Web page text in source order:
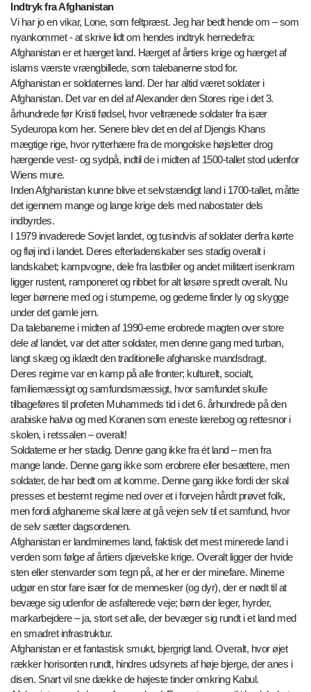
Indtryk fra Afghanistan
Vi har jo en vikar, Lone, som feltpræst. Jeg har bedt hende om – som
nyankommet - at skrive lidt om hendes indtryk hernedefra:
Afghanistan er et hærget land. Hærget af årtiers krige og hærget af
islams værste vrængbillede, som talebanerne stod for.
Afghanistan er soldaternes land. Der har altid været soldater i
Afghanistan. Det var en del af Alexander den Stores rige i det 3.
århundrede før Kristi fødsel, hvor veltrænede soldater fra især
Sydeuropa kom her. Senere blev det en del af Djengis Khans
mægtige rige, hvor rytterhære fra de mongolske højsletter drog
hærgende vest- og sydpå, indtil de i midten af 1500-tallet stod udenfor
Wiens mure.
Inden Afghanistan kunne blive et selvstændigt land i 1700-tallet, måtte
det igennem mange og lange krige dels med nabostater dels
indbyrdes.
I 1979 invaderede Sovjet landet, og tusindvis af soldater derfra kørte
og fløj ind i landet. Deres efterladenskaber ses stadig overalt i
landskabet; kampvogne, dele fra lastbiler og andet militært isenkram
ligger rustent, ramponeret og ribbet for alt løsøre spredt overalt. Nu
leger børnene med og i stumperne, og gederne finder ly og skygge
under det gamle jern.
Da talebanerne i midten af 1990-erne erobrede magten over store
dele af landet, var det atter soldater, men denne gang med turban,
langt skæg og iklædt den traditionelle afghanske mandsdragt.
Deres regime var en kamp på alle fronter; kulturelt, socialt,
familiemæssigt og samfundsmæssigt, hvor samfundet skulle
tilbageføres til profeten Muhammeds tid i det 6. århundrede på den
arabiske halvø og med Koranen som eneste lærebog og rettesnor i
skolen, i retssalen – overalt!
Soldaterne er her stadig. Denne gang ikke fra ét land – men fra
mange lande. Denne gang ikke som erobrere eller besættere, men
soldater, de har bedt om at komme. Denne gang ikke fordi der skal
presses et bestemt regime ned over et i forvejen hårdt prøvet folk,
men fordi afghanerne skal lære at gå vejen selv til et samfund, hvor
de selv sætter dagsordenen.
Afghanistan er landminernes land, faktisk det mest minerede land i
verden som følge af årtiers djævelske krige. Overalt ligger der hvide
sten eller stenvarder som tegn på, at her er der minefare. Minerne
udgør en stor fare især for de mennesker (og dyr), der er nødt til at
bevæge sig udenfor de asfalterede veje; børn der leger, hyrder,
markarbejdere – ja, stort set alle, der bevæger sig rundt i et land med
en smadret infrastruktur.
Afghanistan er et fantastisk smukt, bjergrigt land. Overalt, hvor øjet
rækker horisonten rundt, hindres udsynets af høje bjerge, der anes i
disen. Snart vil sne dække de højeste tinder omkring Kabul.